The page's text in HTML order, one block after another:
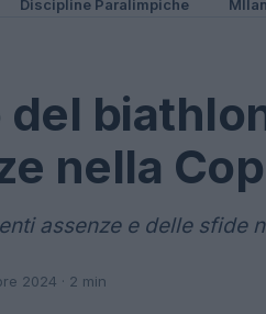
Discipline Paralimpiche
del
nella
assenze e delle sfide
2024 · 2 min